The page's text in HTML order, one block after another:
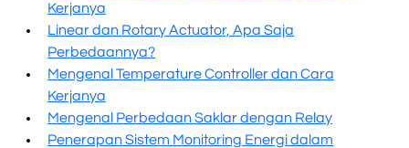
Kerjanya
Linear dan Rotary Actuator, Apa Saja
Perbedaannya?
Mengenal Temperature Controller dan Cara
Kerjanya
Mengenal Perbedaan Saklar dengan Relay
Penerapan Sistem Monitoring Energi dalam